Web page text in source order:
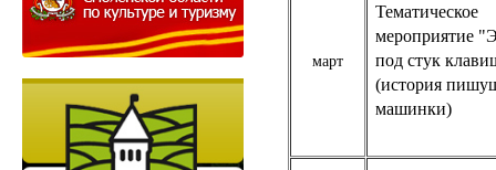
март
Тематическое
мероприятие
под стук
(история
машинки)